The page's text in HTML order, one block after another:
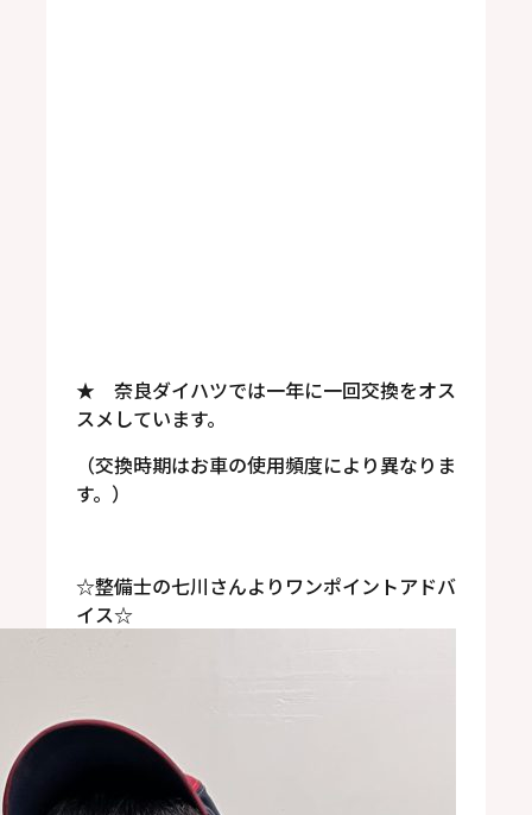
★ 奈良ダイハツでは一年に一回交換をオス
スメしています。
（交換時期はお車の使用頻度により異なりま
す。）
☆整備士の七川さんよりワンポイントアドバ
イス☆